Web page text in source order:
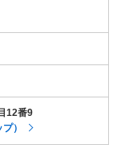
12番9
）